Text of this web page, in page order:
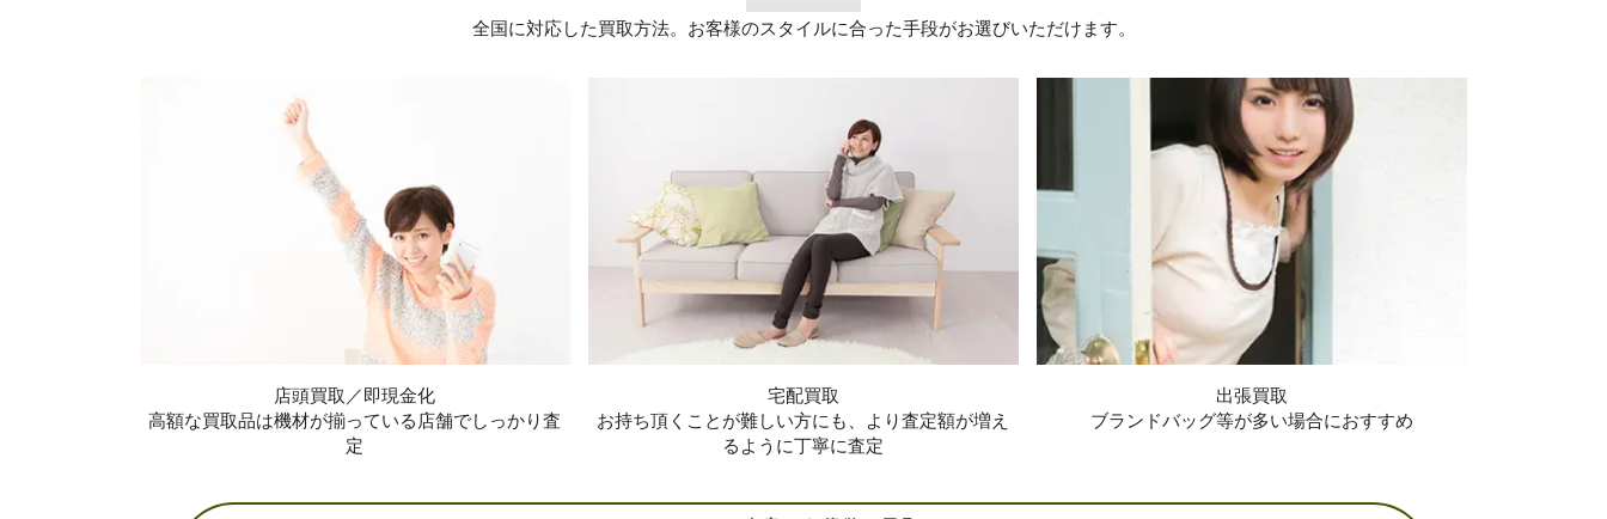
全国に対応した買取方法。お客様のスタイルに合った手段がお選びいただけます。
店頭買取／即現金化
高額な買取品は機材が揃っている店舗でしっかり査
定
宅配買取
お持ち頂くことが難しい方にも、より査定額が増え
るように丁寧に査定
出張買取
ブランドバッグ等が多い場合におすすめ